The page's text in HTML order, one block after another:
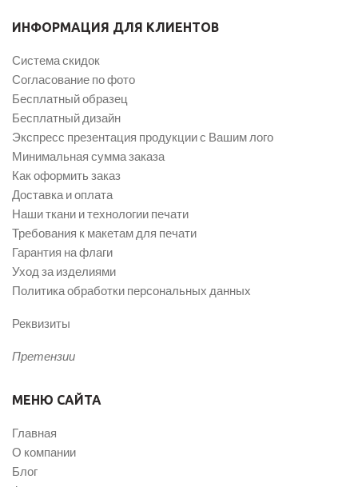
ИНФОРМАЦИЯ ДЛЯ КЛИЕНТОВ
Система скидок
Согласование по фото
Бесплатный образец
Бесплатный дизайн
Экспресс презентация продукции с Вашим лого
Минимальная сумма заказа
Как оформить заказ
Доставка и оплата
Наши ткани и технологии печати
Требования к макетам для печати
Гарантия на флаги
Уход за изделиями
Политика обработки персональных данных
Реквизиты
Претензии
МЕНЮ САЙТА
Главная
О компании
Блог